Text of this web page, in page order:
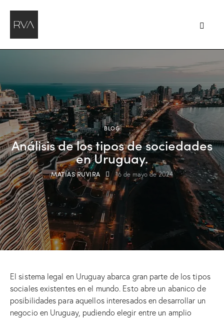
BLOG
Análisis de los tipos de sociedades
en Uruguay.
MATÍAS RUVIRA 16 de mayo de 2024
El sistema legal en Uruguay abarca gran parte de los tipos
sociales existentes en el mundo. Esto abre un abanico de
posibilidades para aquellos interesados en desarrollar un
negocio en Uruguay, pudiendo elegir entre un amplio